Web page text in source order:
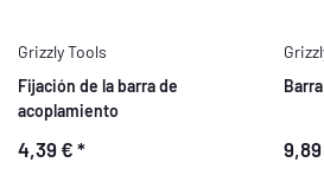
Grizzly Tools
Fijación de la barra de
acoplamiento
4,39 € *